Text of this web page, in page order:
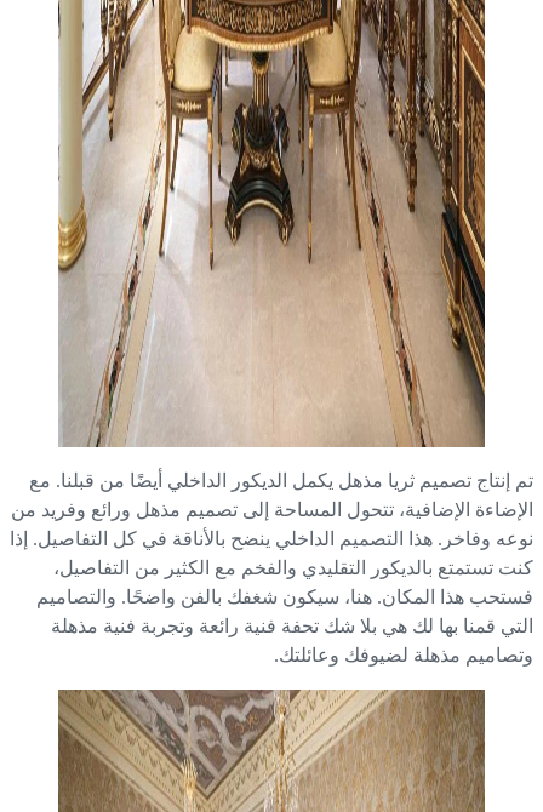
إنتاج تصميم ثريا مذهل يكمل الديكور الداخلي أيضًا من قبلنا. مع
الإضافية، تتحول المساحة إلى تصميم مذهل ورائع وفريد من
وفاخر. هذا التصميم الداخلي ينضح بالأناقة في كل التفاصيل. إذا
تستمتع بالديكور التقليدي والفخم مع الكثير من التفاصيل،
هذا المكان. هنا، سيكون شغفك بالفن واضحًا. والتصاميم
قمنا بها لك هي بلا شك تحفة فنية رائعة وتجربة فنية مذهلة
مذهلة لضيوفك وعائلتك.